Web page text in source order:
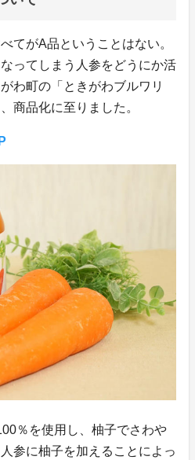
てがA品ということはない。
ってしまう人参をどうにか活
わ町の「ときがわブルワリ
商品化に至りました。
％を使用し、柚子でさわや
参に柚子を加えることによっ